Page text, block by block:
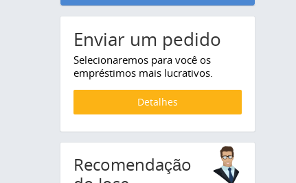
Enviar um pedido
Selecionaremos para você os
empréstimos mais lucrativos.
Detalhes
Recomendação